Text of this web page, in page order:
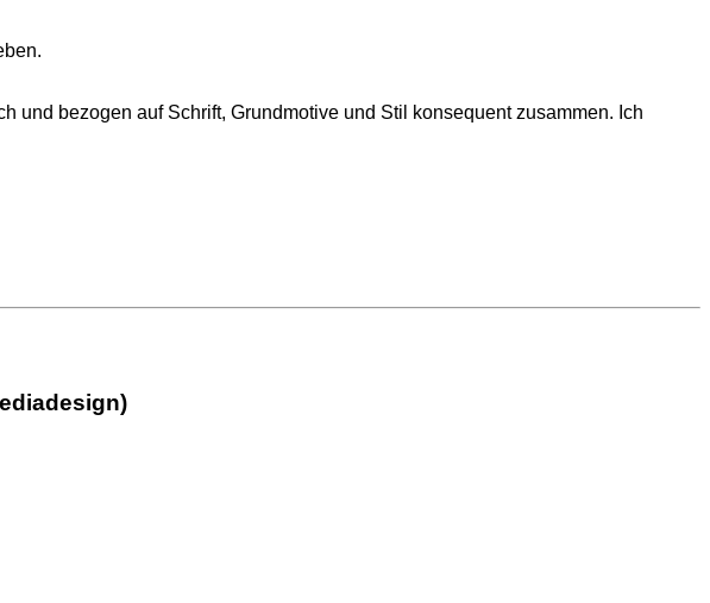
und bezogen auf Schrift, Grundmotive und Stil konsequent zusammen. Ich